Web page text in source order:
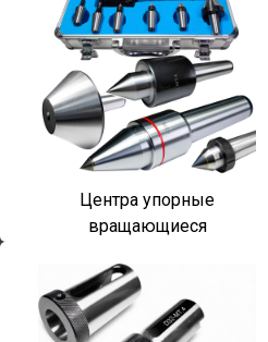
Центра упорные
вращающиеся